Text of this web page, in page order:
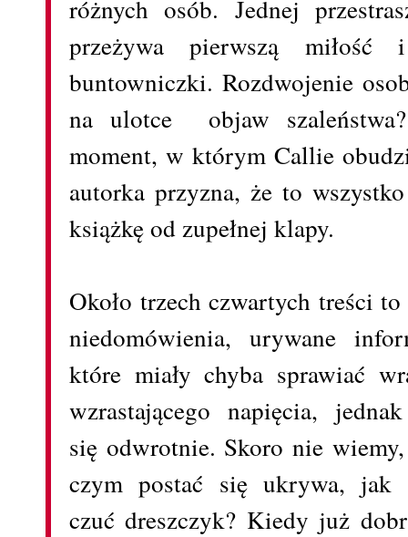
różnych osób. Jednej
przeżywa pierwszą miłość
buntowniczki. Rozdwojenie
na ulotce objaw
moment, w którym Callie
autorka przyzna, że to
książkę od zupełnej klapy.
Około trzech czwartych treści to
niedomówienia, urywane
które miały chyba sprawiać
wzrastającego napięcia,
się odwrotnie. Skoro nie
czym postać się ukrywa, jak
czuć dreszczyk? Kiedy już